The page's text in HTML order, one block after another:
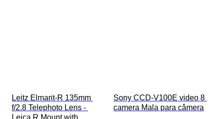
Leitz Elmarit-R 135mm
f/2.8 Telephoto Lens -
Sony CCD-V100E video 8
camera Mala para câmera